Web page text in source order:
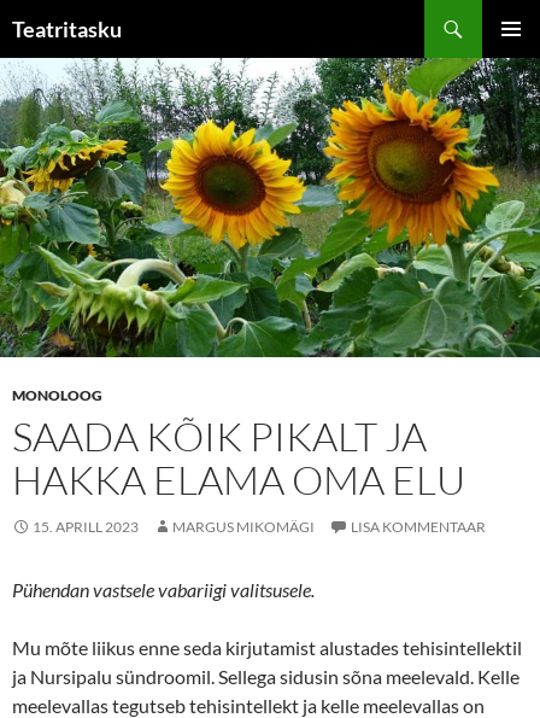
sisu
juurde
Teatritasku
MONOLOOG
SAADA KÕIK PIKALT JA
HAKKA ELAMA OMA ELU
15. APRILL 2023 MARGUS MIKOMÄGI LISA KOMMENTAAR
Pühendan vastsele vabariigi valitsusele.
Mu mõte liikus enne seda kirjutamist alustades tehisintellektil
ja Nursipalu sündroomil. Sellega sidusin sõna meelevald. Kelle
meelevallas tegutseb tehisintellekt ja kelle meelevallas on